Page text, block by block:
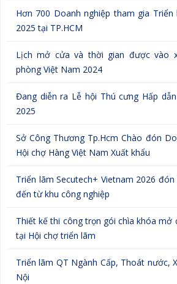
Hơn 700 Doanh nghiệp tham gia Triển
2025 tại TP.HCM
Lịch mở cửa và thời gian được vào
phòng Việt Nam 2024
Đang diễn ra Lễ hội Thú cưng Hấp
2025
Sở Công Thương Tp.Hcm Chào đón
Hội chợ Hàng Việt Nam Xuất khẩu
Triển lãm Secutech+ Vietnam 2026
đến từ khu công nghiệp
Thiết kế thi công trọn gói chìa khóa mở
tại Hội chợ triển lãm
Triển lãm QT Ngành Cấp, Thoát nước,
Nội